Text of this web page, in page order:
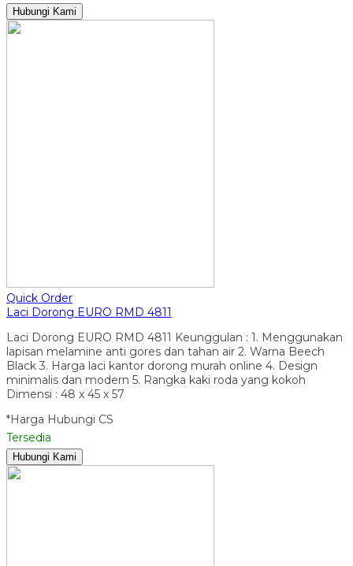
Hubungi Kami
Quick Order
Laci Dorong EURO RMD 4811
Laci Dorong EURO RMD 4811 Keunggulan : 1. Menggunakan
lapisan melamine anti gores dan tahan air 2. Warna Beech
Black 3. Harga laci kantor dorong murah online 4. Design
minimalis dan modern 5. Rangka kaki roda yang kokoh
Dimensi : 48 x 45 x 57
*Harga Hubungi CS
Tersedia
Hubungi Kami